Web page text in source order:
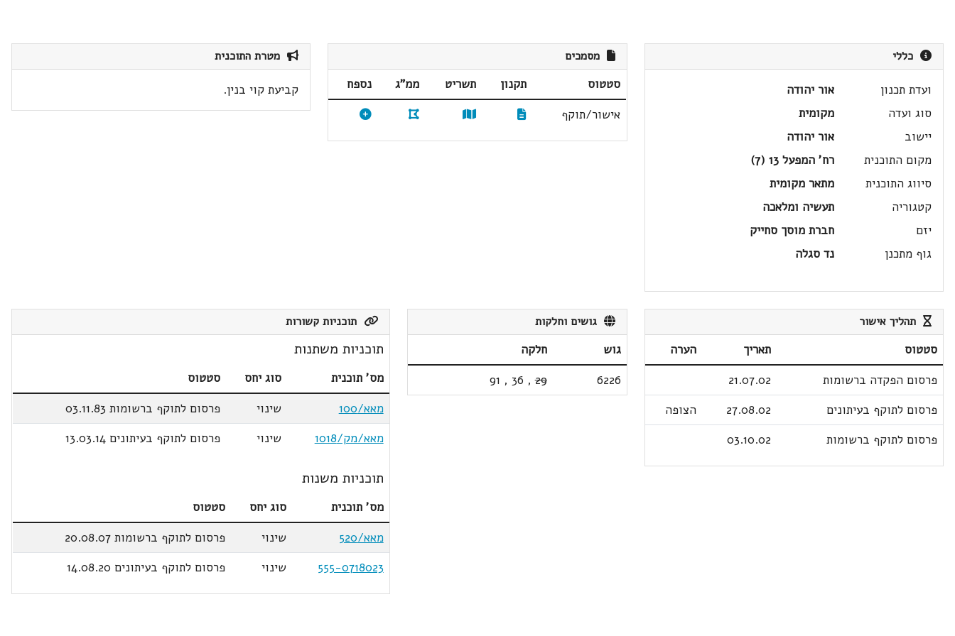
כללי
ועדת תכנון
אור יהודה
סוג ועדה
מקומית
יישוב
אור יהודה
מקום התוכנית
רח' המפעל 13 (7)
סיווג התוכנית
מתאר מקומית
קטגוריה
תעשיה ומלאכה
יזם
חברת מוסך סחייק
גוף מתכנן
נד סגלה
מסמכים
סטטוס תקנון תשריט ממ"ג
נספח
אישור/תוקף
מטרת התוכנית
קביעת קוי בנין.
תהליך אישור
סטטוס תאריך
הערה
פרסום הפקדה ברשומות
21.07.02
פרסום לתוקף בעיתונים
27.08.02
הצופה
פרסום לתוקף ברשומות
03.10.02
גושים וחלקות
גוש
חלקה
6226
29
,
36
,
91
תוכניות קשורות
תוכניות משתנות
מס' תוכנית סוג יחס
סטטוס
מאא/100
שינוי
פרסום לתוקף ברשומות 03.11.83
מאא/מק/1018
שינוי פרסום לתוקף בעיתונים 13.03.14
תוכניות משנות
מס' תוכנית סוג יחס
סטטוס
מאא/520
שינוי
פרסום לתוקף ברשומות 20.08.07
555-0718023
שינוי פרסום לתוקף בעיתונים 14.08.20